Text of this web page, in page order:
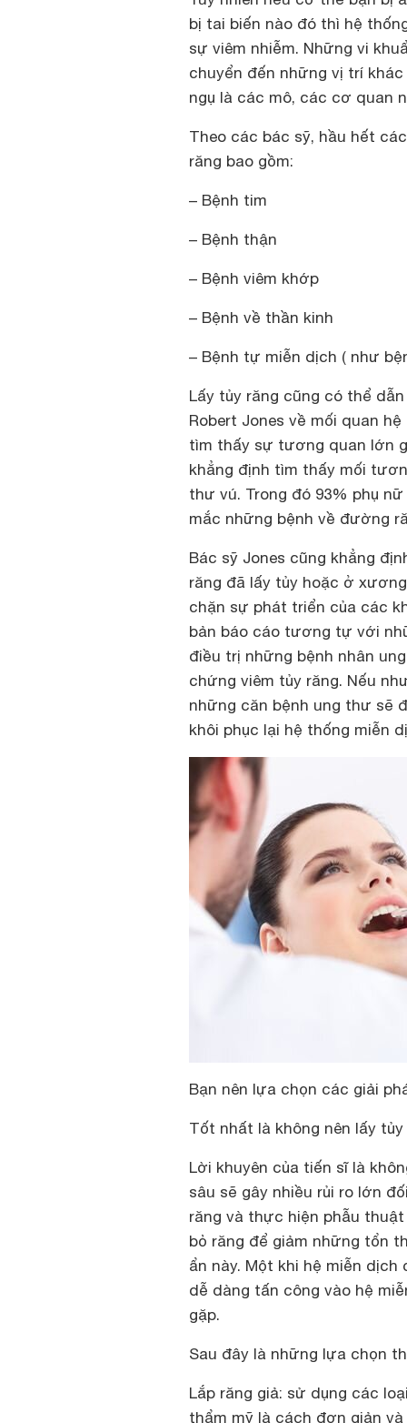
bị tai biến nào đó thì hệ
sự viêm nhiễm. Những vi
chuyển đến những vị trí
ngụ là các mô, các cơ quan
Theo các bác sỹ, hầu hết
răng bao gồm:
– Bệnh tim
– Bệnh thận
– Bệnh viêm khớp
– Bệnh về thần kinh
– Bệnh tự miễn dịch ( như
Lấy tủy răng cũng có thể
Robert Jones về mối quan
tìm thấy sự tương quan lớn
khẳng định tìm thấy mối
thư vú. Trong đó 93% phụ
mắc những bệnh về đường
Bác sỹ Jones cũng khẳng
răng đã lấy tủy hoặc ở
chặn sự phát triển của các
bản báo cáo tương tự với
điều trị những bệnh nhân
chứng viêm tủy răng. Nếu
những căn bệnh ung thư sẽ
khôi phục lại hệ thống miễn
Bạn nên lựa chọn các giải
Tốt nhất là không nên lấy tủy
Lời khuyên của tiến sĩ là
sâu sẽ gây nhiều rủi ro lớn
răng và thực hiện phẫu
bỏ răng để giảm những tổn
ẩn này. Một khi hệ miễn
dễ dàng tấn công vào hệ
gặp.
Sau đây là những lựa chọn
Lắp răng giả: sử dụng các
thẩm mỹ là cách đơn giản